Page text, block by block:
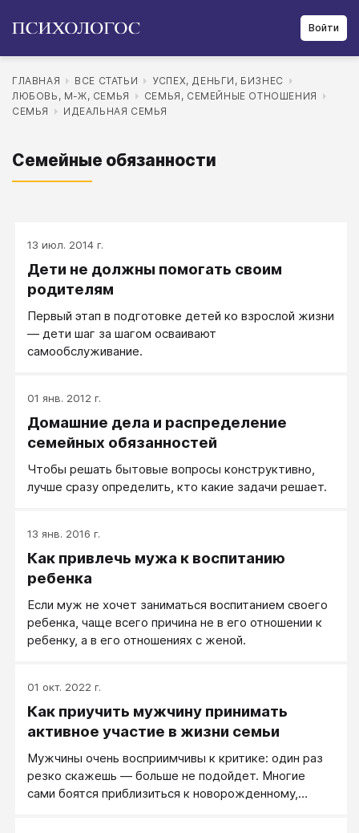
Войти
ГЛАВНАЯ ВСЕ СТАТЬИ
УСПЕХ, ДЕНЬГИ, БИЗНЕС
ЛЮБОВЬ, М-Ж, СЕМЬЯ
СЕМЬЯ, СЕМЕЙНЫЕ ОТНОШЕНИЯ
СЕМЬЯ
ИДЕАЛЬНАЯ СЕМЬЯ
Семейные обязанности
13 июл. 2014 г.
Дети не должны помогать своим
родителям
Первый этап в подготовке детей ко взрослой жизни
— дети шаг за шагом осваивают
самообслуживание.
01 янв. 2012 г.
Домашние дела и распределение
семейных обязанностей
Чтобы решать бытовые вопросы конструктивно,
лучше сразу определить, кто какие задачи решает.
13 янв. 2016 г.
Как привлечь мужа к воспитанию
ребенка
Если муж не хочет заниматься воспитанием своего
ребенка, чаще всего причина не в его отношении к
ребенку, а в его отношениях с женой.
01 окт. 2022 г.
Как приучить мужчину принимать
активное участие в жизни семьи
Мужчины очень восприимчивы к критике: один раз
резко скажешь — больше не подойдет. Многие
сами боятся приблизиться к новорожденному,